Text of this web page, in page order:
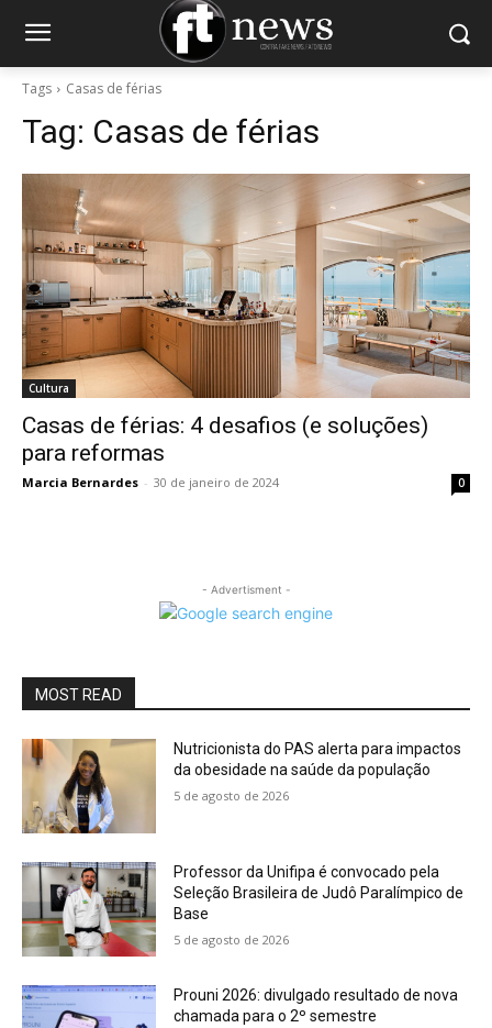
Tags Casas de férias
Tag: Casas de férias
Cultura
Casas de férias: 4 desafios (e soluções)
para reformas
Marcia Bernardes - 30 de janeiro de 2024 0
- Advertisment -
MOST READ
Nutricionista do PAS alerta para impactos
da obesidade na saúde da população
5 de agosto de 2026
Professor da Unifipa é convocado pela
Seleção Brasileira de Judô Paralímpico de
Base
5 de agosto de 2026
Prouni 2026: divulgado resultado de nova
chamada para o 2º semestre